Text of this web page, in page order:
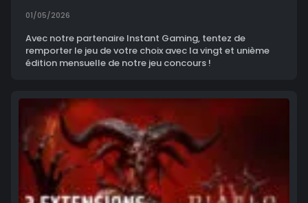
01/05/2026
Avec notre partenaire Instant Gaming, tentez de
remporter le jeu de votre choix avec la vingt et unième
édition mensuelle de notre jeu concours !